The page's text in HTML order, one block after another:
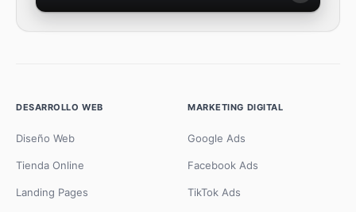
DESARROLLO WEB
Diseño Web
Tienda Online
Landing Pages
MARKETING DIGITAL
Google Ads
Facebook Ads
TikTok Ads